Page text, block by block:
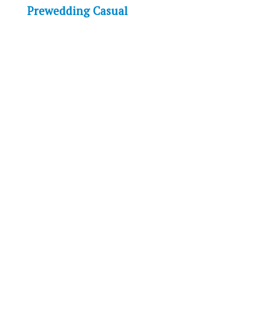
Prewedding Casual